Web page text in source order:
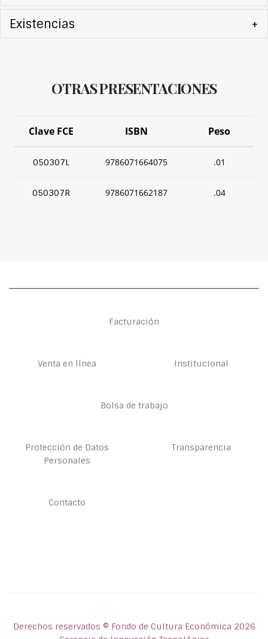
Existencias +
OTRAS PRESENTACIONES
Clave FCE ISBN Peso
050307L 9786071664075 .01
050307R 9786071662187 .04
Facturación
Venta en línea Institucional
Bolsa de trabajo
Protección de Datos
Personales
Transparencia
Contacto
Derechos reservados © Fondo de Cultura Económica 2026